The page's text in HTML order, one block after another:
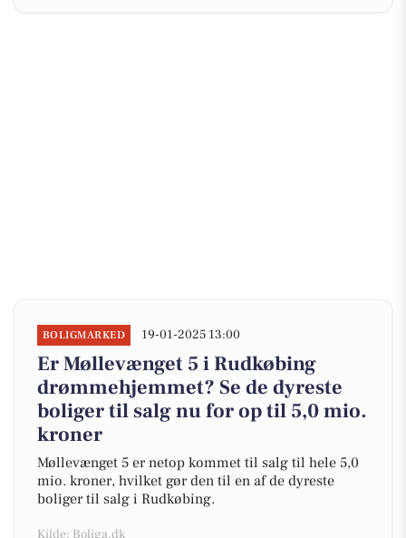
BOLIGMARKED 19-01-2025 13:00
Er Møllevænget 5 i Rudkøbing
drømmehjemmet? Se de dyreste
boliger til salg nu for op til 5,0 mio.
kroner
Møllevænget 5 er netop kommet til salg til hele 5,0
mio. kroner, hvilket gør den til en af de dyreste
boliger til salg i Rudkøbing.
Kilde: Boliga.dk